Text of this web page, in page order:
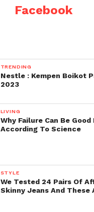
Facebook
TRENDING
Nestle : Kempen Boikot
2023
LIVING
Why Failure Can Be Good
According To Science
STYLE
We Tested 24 Pairs Of
Skinny Jeans And These